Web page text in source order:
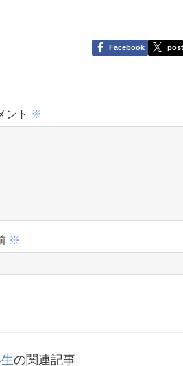
Facebook post
ント ※
※
生の関連記事